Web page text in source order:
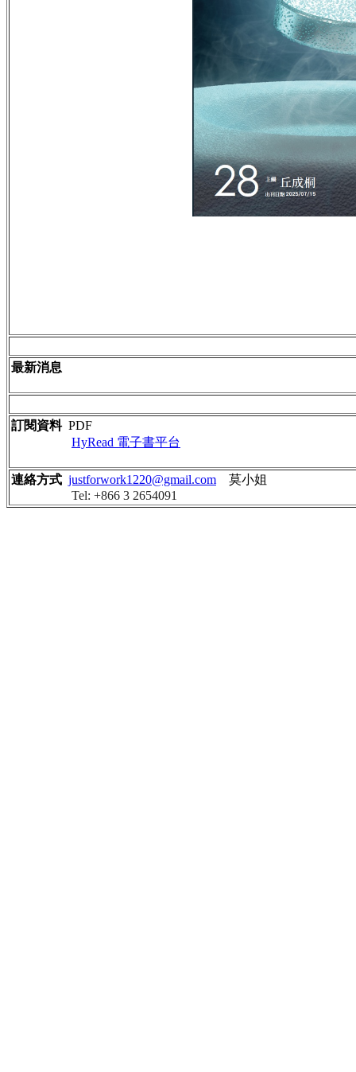
最新消息
訂閱資料PDF
HyRead 電子書平台
連絡方式 justforwork1220@gmail.com 莫小姐
Tel: +866 3 2654091